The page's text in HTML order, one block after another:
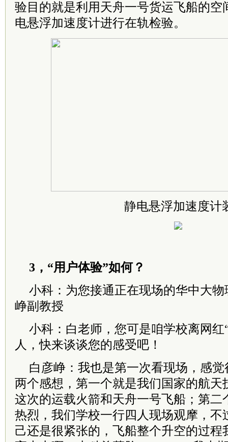
验目的就是利用天舟一号货运飞船的空
电悬浮加速度计进行在轨检验。
静电悬浮加速度计
3，“用户体验”如何？
小科：为您接通正在现场的华中大
峥副教授
小科：白老师，您可是咱学校离网红
人，快来谈谈您的感受吧！
白彦峥：我也是第一次看现场，感
两个感想，第一个就是我们国家的航天
这次的运载火箭和天舟一号飞船；第二
热烈，我们学校一行四人现场观摩，不
己还是很紧张的，飞船整个升空的过程